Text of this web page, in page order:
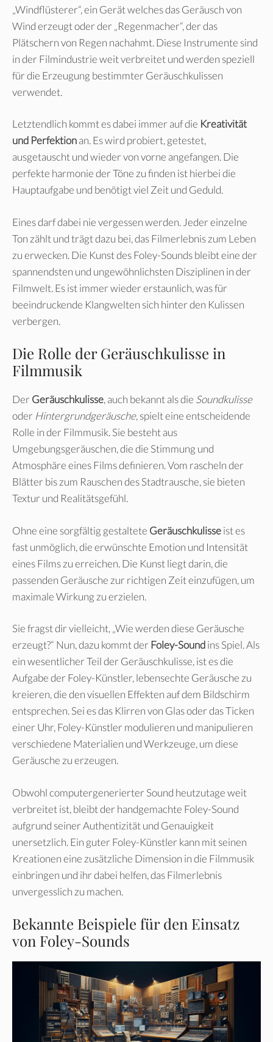
„Windflüsterer“, ein Gerät welches das Geräusch von
Wind erzeugt oder der „Regenmacher“, der das
Plätschern von Regen nachahmt. Diese Instrumente sind
in der Filmindustrie weit verbreitet und werden speziell
für die Erzeugung bestimmter Geräuschkulissen
verwendet.
Letztendlich kommt es dabei immer auf die Kreativität
und Perfektionan. Es wird probiert, getestet,
ausgetauscht und wieder von vorne angefangen. Die
perfekte harmonie der Töne zu finden ist hierbei die
Hauptaufgabe und benötigt viel Zeit und Geduld.
Eines darf dabei nie vergessen werden. Jeder einzelne
Ton zählt und trägt dazu bei, das Filmerlebnis zum Leben
zu erwecken. Die Kunst des Foley-Sounds bleibt eine der
spannendsten und ungewöhnlichsten Disziplinen in der
Filmwelt. Es ist immer wieder erstaunlich, was für
beeindruckende Klangwelten sich hinter den Kulissen
verbergen.
Die Rolle der Geräuschkulisse in
Filmmusik
Der Geräuschkulisse, auch bekannt als die Soundkulisse
oder Hintergrundgeräusche, spielt eine entscheidende
Rolle in der Filmmusik. Sie besteht aus
Umgebungsgeräuschen, die die Stimmung und
Atmosphäre eines Films definieren. Vom rascheln der
Blätter bis zum Rauschen des Stadtrausche, sie bieten
Textur und Realitätsgefühl.
Ohne eine sorgfältig gestaltete Geräuschkulisseist es
fast unmöglich, die erwünschte Emotion und Intensität
eines Films zu erreichen. Die Kunst liegt darin, die
passenden Geräusche zur richtigen Zeit einzufügen, um
maximale Wirkung zu erzielen.
Sie fragst dir vielleicht, „Wie werden diese Geräusche
erzeugt?“ Nun, dazu kommt der Foley-Soundins Spiel. Als
ein wesentlicher Teil der Geräuschkulisse, ist es die
Aufgabe der Foley-Künstler, lebensechte Geräusche zu
kreieren, die den visuellen Effekten auf dem Bildschirm
entsprechen. Sei es das Klirren von Glas oder das Ticken
einer Uhr, Foley-Künstler modulieren und manipulieren
verschiedene Materialien und Werkzeuge, um diese
Geräusche zu erzeugen.
Obwohl computergenerierter Sound heutzutage weit
verbreitet ist, bleibt der handgemachte Foley-Sound
aufgrund seiner Authentizität und Genauigkeit
unersetzlich. Ein guter Foley-Künstler kann mit seinen
Kreationen eine zusätzliche Dimension in die Filmmusik
einbringen und ihr dabei helfen, das Filmerlebnis
unvergesslich zu machen.
Bekannte Beispiele für den Einsatz
von Foley-Sounds